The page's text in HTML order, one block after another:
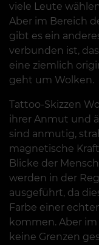
viele Leute
Aber im Bereich
gibt es ein
verbunden ist,
eine ziemlich
geht um Wolken.
Tattoo-Skizzen
ihrer Anmut und
sind anmutig,
magnetische
Blicke der
werden in der
ausgeführt, da
Farbe einer
kommen. Aber
keine Grenzen